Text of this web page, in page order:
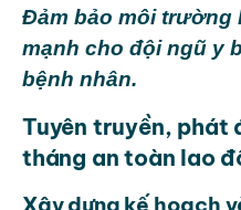
Đảm bảo môi trường
mạnh cho đội ngũ y
bệnh nhân.
Tuyên truyền, phát
tháng an toàn lao
Xây dựng kế hoạch